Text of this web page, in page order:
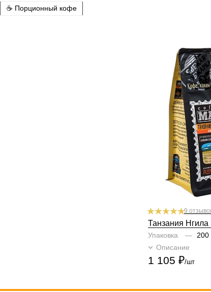
☕ Порционный кофе
гейзер, френч-
Степень обжарки
По кислинке без
Обработка сухой
Содержание арабики
Профиль фрукты,
Кислинка
1
3 4
Горчинка
1 2 3 4
Плотность
1
2 3 4
Крепость
1
2 3 4
9
Танзания Нгила
Упаковка —
200
Описание
1 105 ₽/шт